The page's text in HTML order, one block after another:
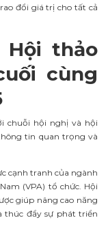
đổi giá trị cho tất cả
Hội thảo
cùng
chuỗi hội nghị và hội
tin quan trọng và
cạnh tranh của ngành
(VPA) tổ chức. Hội
giúp nâng cao năng
thúc đẩy sự phát triển